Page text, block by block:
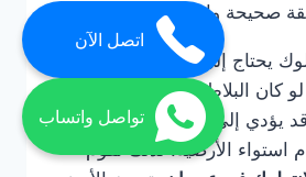
صحيحة واحترافية.
يحتاج إلى خبرة في التأسيس
البلاط عالي الجودة، فإن
يؤدي إلى مشاكل مستقبلية
استواء الأرضية. لذلك تقوم
اتصل الآن
تواصل واتساب